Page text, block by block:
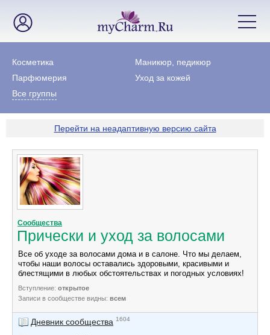
Косметика
Маникюр, педикюр
Парфюмерия
Уход за кожей
Все группы
Перейти на неадаптивную версию сайта
Сообщества
Прически и уход за волосами
Все об уходе за волосами дома и в салоне. Что мы делаем,
чтобы наши волосы оставались здоровыми, красивыми и
блестящими в любых обстоятельствах и погодных условиях!
Вступление: открытое
Записи в сообществе видны: всем
Дневник сообщества 1604